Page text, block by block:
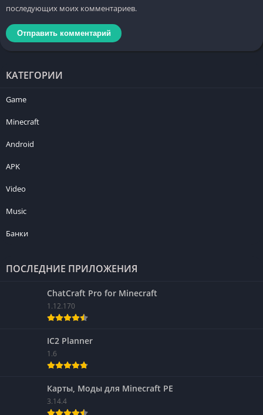
последующих моих комментариев.
КАТЕГОРИИ
Game
Minecraft
Android
APK
Video
Music
Банки
ПОСЛЕДНИЕ ПРИЛОЖЕНИЯ
ChatCraft Pro for Minecraft
1.12.170
IC2 Planner
1.6
Карты, Моды для Minecraft PE
3.14.4